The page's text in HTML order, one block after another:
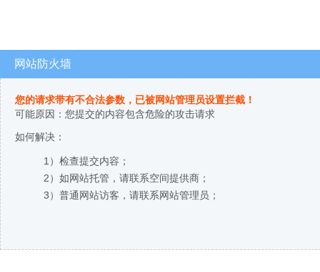
网站防火墙
您的请求带有不合法参数，已被网站管理员设置拦截！
可能原因：您提交的内容包含危险的攻击请求
如何解决：
1）检查提交内容；
2）如网站托管，请联系空间提供商；
3）普通网站访客，请联系网站管理员；